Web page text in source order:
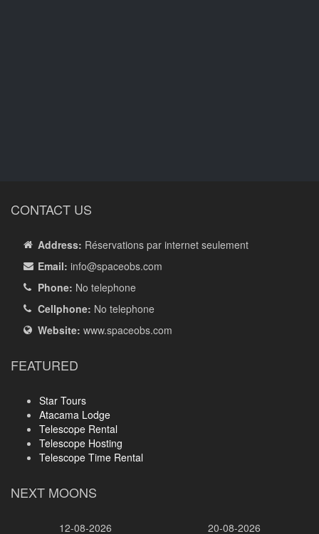
CONTACT US
Address: Réservations par internet seulement
Email: info@spaceobs.com
Phone: No telephone
Cellphone: No telephone
Website: www.spaceobs.com
FEATURED
Star Tours
Atacama Lodge
Telescope Rental
Telescope Hosting
Telescope Time Rental
NEXT MOONS
12-08-2026
20-08-2026